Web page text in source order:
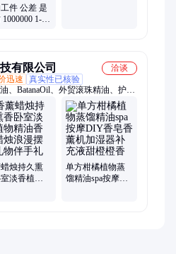
件 公差 是
1-3
有限公司
洽谈
迅速
真实性已核验
、BatanaOil、外贸滚珠精油、护发
品、巴塔纳洗发水、粉色石英滚珠
椰子油
烛持久熏
淡香植物
单方柑橘植物蒸
馏精油spa按摩